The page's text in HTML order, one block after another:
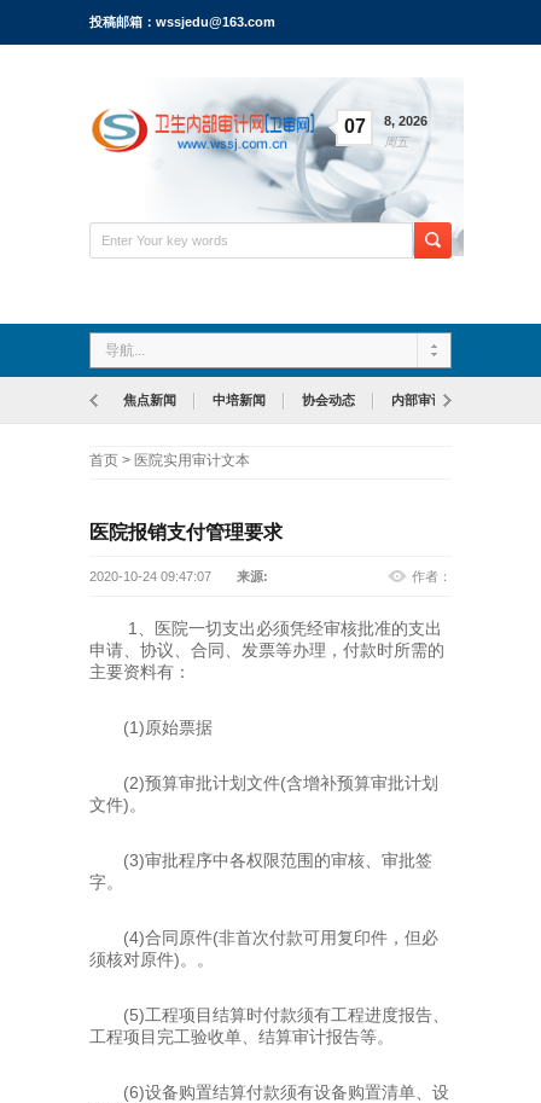
投稿邮箱：wssjedu@163.com
07 8, 2026
周五
导航...
焦点新闻 中培新闻 协会动态 内部审计
首页 > 医院实用审计文本
医院报销支付管理要求
2020-10-24 09:47:07 来源: 作者：
1、医院一切支出必须凭经审核批准的支出
申请、协议、合同、发票等办理，付款时所需的
主要资料有：
(1)原始票据
(2)预算审批计划文件(含增补预算审批计划
文件)。
(3)审批程序中各权限范围的审核、审批签
字。
(4)合同原件(非首次付款可用复印件，但必
须核对原件)。。
(5)工程项目结算时付款须有工程进度报告、
工程项目完工验收单、结算审计报告等。
(6)设备购置结算付款须有设备购置清单、设